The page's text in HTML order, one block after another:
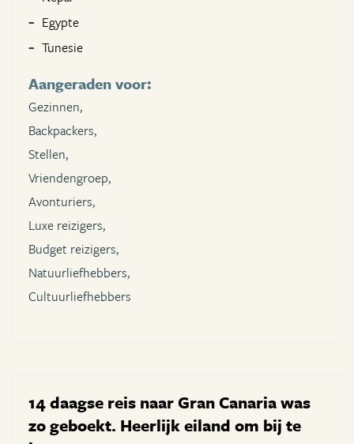
Egypte
Tunesie
Aangeraden voor:
Gezinnen,
Backpackers,
Stellen,
Vriendengroep,
Avonturiers,
Luxe reizigers,
Budget reizigers,
Natuurliefhebbers,
Cultuurliefhebbers
14 daagse reis naar Gran Canaria was
zo geboekt. Heerlijk eiland om bij te